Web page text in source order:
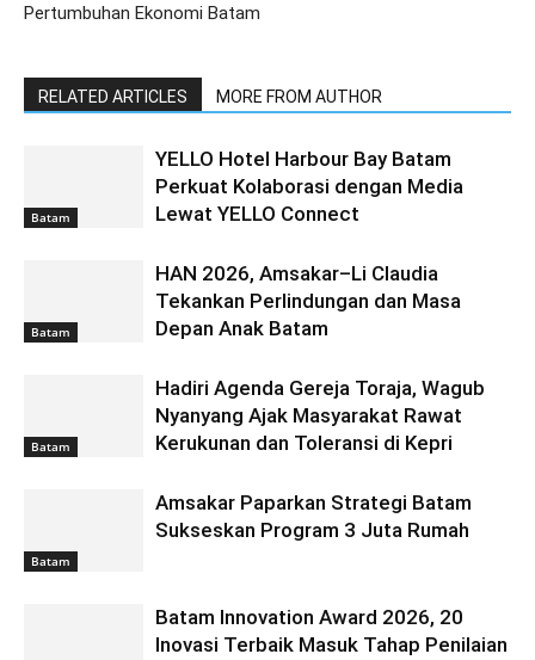
Pertumbuhan Ekonomi Batam
RELATED ARTICLES MORE FROM AUTHOR
Batam
YELLO Hotel Harbour Bay Batam
Perkuat Kolaborasi dengan Media
Lewat YELLO Connect
Batam
HAN 2026, Amsakar–Li Claudia
Tekankan Perlindungan dan Masa
Depan Anak Batam
Batam
Hadiri Agenda Gereja Toraja, Wagub
Nyanyang Ajak Masyarakat Rawat
Kerukunan dan Toleransi di Kepri
Batam
Amsakar Paparkan Strategi Batam
Sukseskan Program 3 Juta Rumah
Batam Innovation Award 2026, 20
Inovasi Terbaik Masuk Tahap Penilaian